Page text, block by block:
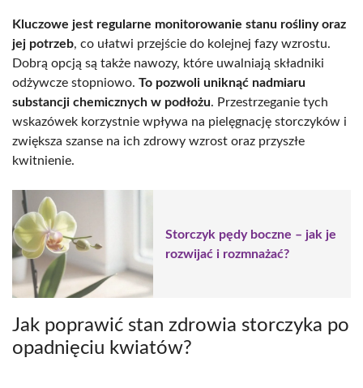
Kluczowe jest regularne monitorowanie stanu rośliny oraz
jej potrzeb, co ułatwi przejście do kolejnej fazy wzrostu.
Dobrą opcją są także nawozy, które uwalniają składniki
odżywcze stopniowo. To pozwoli uniknąć nadmiaru
substancji chemicznych w podłożu. Przestrzeganie tych
wskazówek korzystnie wpływa na pielęgnację storczyków i
zwiększa szanse na ich zdrowy wzrost oraz przyszłe
kwitnienie.
Storczyk pędy boczne – jak je
rozwijać i rozmnażać?
Jak poprawić stan zdrowia storczyka po
opadnięciu kwiatów?